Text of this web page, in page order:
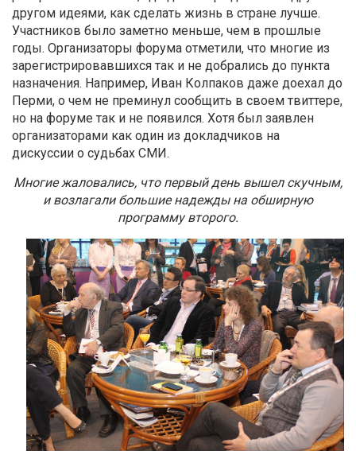
другом идеями, как сделать жизнь в стране лучше.
Участников было заметно меньше, чем в прошлые
годы. Организаторы форума отметили, что многие из
зарегистрировавшихся так и не добрались до пункта
назначения. Например, Иван Колпаков даже доехал до
Перми, о чем не преминул сообщить в своем твиттере,
но на форуме так и не появился. Хотя был заявлен
организаторами как один из докладчиков на
дискуссии о судьбах СМИ.
Многие жаловались, что первый день вышел скучным,
и возлагали большие надежды на обширную
программу второго.